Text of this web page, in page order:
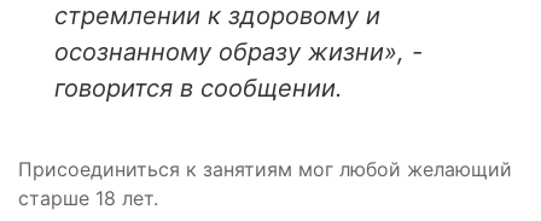
стремлении к здоровому и
осознанному образу жизни», -
говорится в сообщении.
Присоединиться к занятиям мог любой желающий
старше 18 лет.